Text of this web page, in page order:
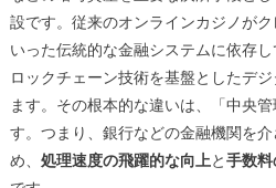
設です。従来のオンラインカジノが
いった伝統的な金融システムに依存
ロックチェーン技術を基盤としたデ
ます。その根本的な違いは、「中央
す。つまり、銀行などの金融機関を
め、 処理速度の飛躍的な向上と手数